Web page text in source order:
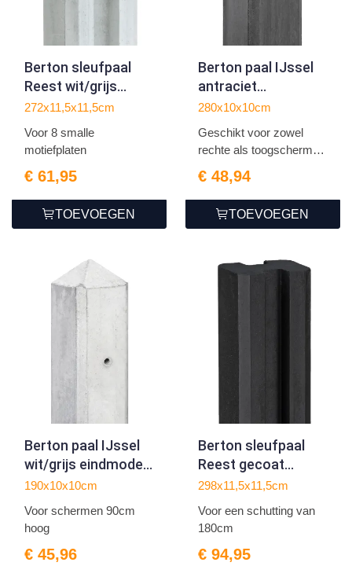
Berton sleufpaal
Reest wit/grijs
hoekmodel 272
272x11,5x11,5cm
Voor 8 smalle
motiefplaten
€ 61,95
TOEVOEGEN
Berton paal IJssel
antraciet
tussenmodel 280
280x10x10cm
Geschikt voor zowel
rechte als toogschermen
€ 48,94
TOEVOEGEN
Berton paal IJssel
wit/grijs eindmodel
190
190x10x10cm
Voor schermen 90cm
hoog
€ 45,96
Berton sleufpaal
Reest gecoat
eindmodel 298
298x11,5x11,5cm
Voor een schutting van
180cm
€ 94,95